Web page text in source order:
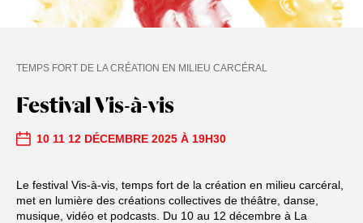
Festival Vis-à-vis
TEMPS FORT DE LA CRÉATION EN MILIEU CARCÉRAL
10 11 12 DÉCEMBRE 2025 À 19H30
Le festival Vis-à-vis, temps fort de la création en milieu carcéral,
met en lumière des créations collectives de théâtre, danse,
musique, vidéo et podcasts. Du 10 au 12 décembre à La